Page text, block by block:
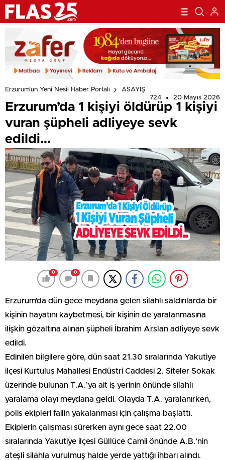
Erzurum'un Yeni Nesil Haber Portalı
ASAYİŞ
724
20 Mayıs 2026
Erzurum’da 1 kişiyi öldürüp 1 kişiyi
vuran şüpheli adliyeye sevk
edildi…
0 0
Erzurum’da dün gece meydana gelen silahlı saldırılarda bir
kişinin hayatını kaybetmesi, bir kişinin de yaralanmasına
ilişkin gözaltına alınan şüpheli İbrahim Arslan adliyeye sevk
edildi.
Edinilen bilgilere göre, dün saat 21.30 sıralarında Yakutiye
ilçesi Kurtuluş Mahallesi Endüstri Caddesi 2. Siteler Sokak
üzerinde bulunan T.A.’ya ait iş yerinin önünde silahlı
yaralama olayı meydana geldi. Olayda T.A. yaralanırken,
polis ekipleri failin yakalanması için çalışma başlattı.
Ekiplerin çalışması sürerken aynı gece saat 22.00
sıralarında Yakutiye ilçesi Güllüce Camii önünde A.B.’nin
ateşli silahla vurulmuş halde yerde yattığı ihbarı alındı.